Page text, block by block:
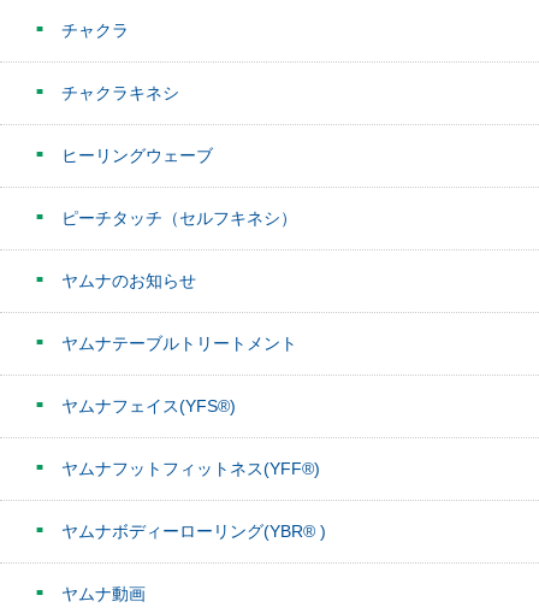
チャクラ
チャクラキネシ
ヒーリングウェーブ
ピーチタッチ（セルフキネシ）
ヤムナのお知らせ
ヤムナテーブルトリートメント
ヤムナフェイス(YFS®)
ヤムナフットフィットネス(YFF®)
ヤムナボディーローリング(YBR® )
ヤムナ動画